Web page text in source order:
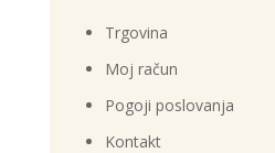
Trgovina
Moj račun
Pogoji poslovanja
Kontakt